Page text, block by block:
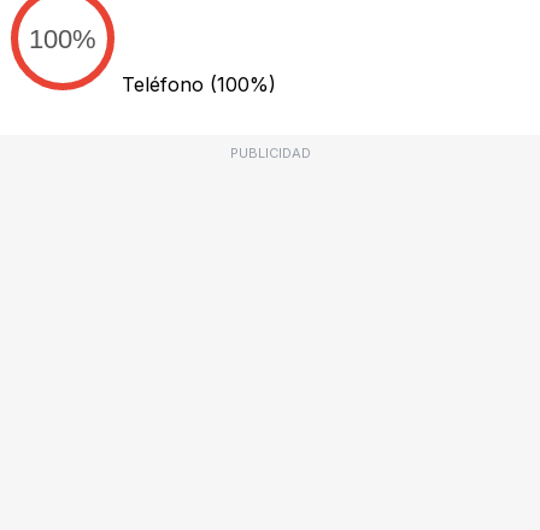
100%
Teléfono (100%)
PUBLICIDAD